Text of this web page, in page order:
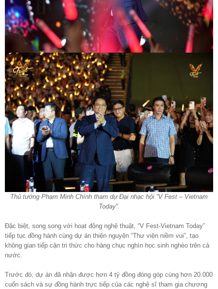
Thủ tướng Phạm Minh Chính tham dự Đại nhạc hội “V Fest – Vietnam
Today”.
Đặc biệt, song song với hoạt động nghệ thuật, “V Fest-Vietnam Today”
tiếp tục đồng hành cùng dự án thiện nguyện “Thư viện niềm vui”, tạo
không gian tiếp cận tri thức cho hàng chục nghìn học sinh nghèo trên cả
nước.
Trước đó, dự án đã nhận được hơn 4 tỷ đồng đóng góp cùng hơn 20.000
cuốn sách và sự đồng hành trực tiếp của các nghệ sĩ tham gia chương